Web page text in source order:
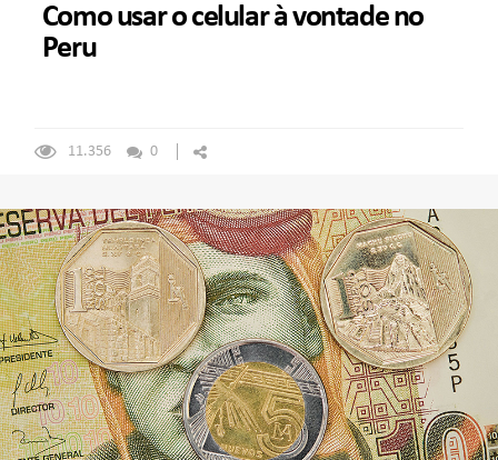
Como usar o celular à vontade no
Peru
11.356 0